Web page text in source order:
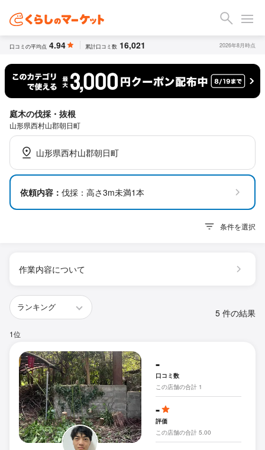
口コミの平均点 4.94 累計口コミ数 16,021 2026年8月時点
庭木の伐採・抜根
山形県西村山郡朝日町
山形県西村山郡朝日町
依頼内容： 伐採：高さ3m未満1本
条件を選択
作業内容について
5 件の結果
1位
-
口コミ数
この店舗の合計 1
-
評価
この店舗の合計 5.00